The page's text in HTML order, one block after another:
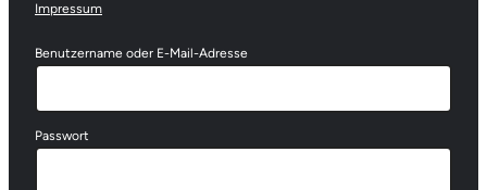
Impressum
Benutzername oder E-Mail-Adresse
Passwort